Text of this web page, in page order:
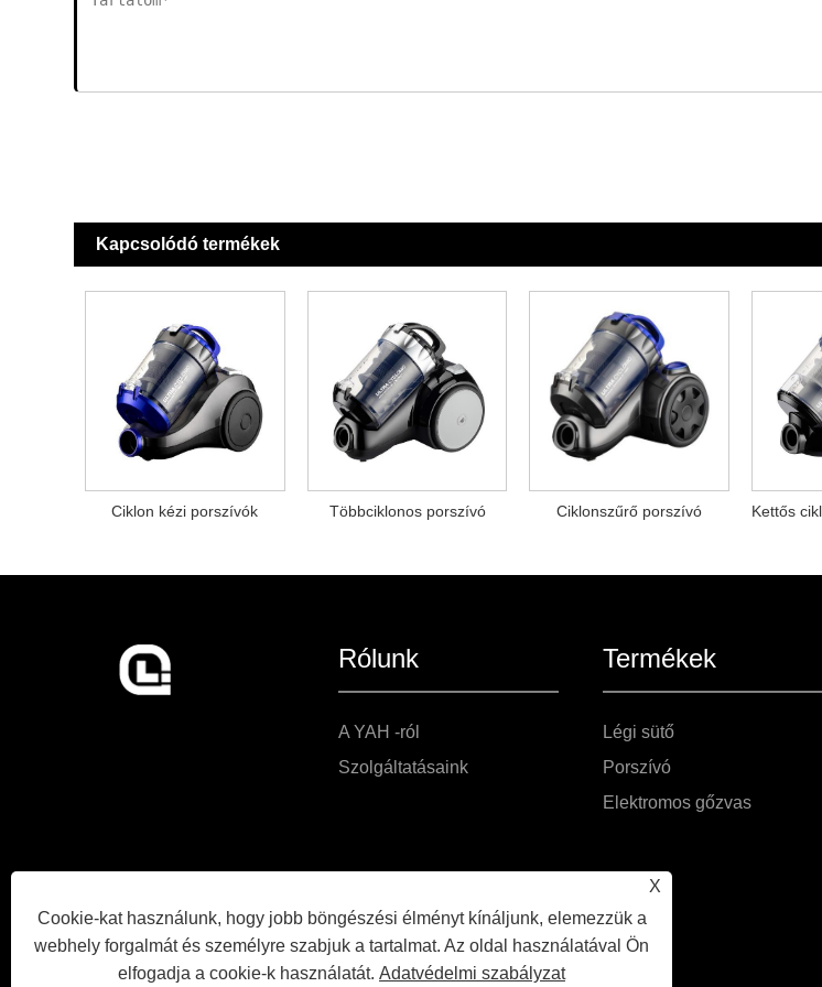
Kapcsolódó termékek
Ciklon kézi porszívók Többciklonos porszívó Ciklonszűrő porszívó
Rólunk
A YAH -ról
Szolgáltatásaink
Termékek
Légi sütő
Porszívó
Elektromos gőzvas
X
Cookie-kat használunk, hogy jobb böngészési élményt kínáljunk, elemezzük a
webhely forgalmát és személyre szabjuk a tartalmat. Az oldal használatával Ön
elfogadja a cookie-k használatát. Adatvédelmi szabályzat